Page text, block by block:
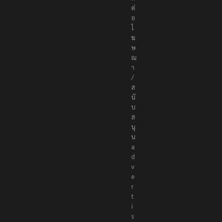
ติ
ด
ต่
อ
โ
ฆ
ษ
ณ
า
/
ส
นั
บ
ส
นุ
น
a
d
v
e
r
t